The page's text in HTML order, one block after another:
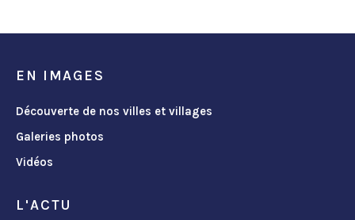
EN IMAGES
Découverte de nos villes et villages
Galeries photos
Vidéos
L'ACTU